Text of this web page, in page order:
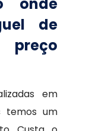
de
em
temos um